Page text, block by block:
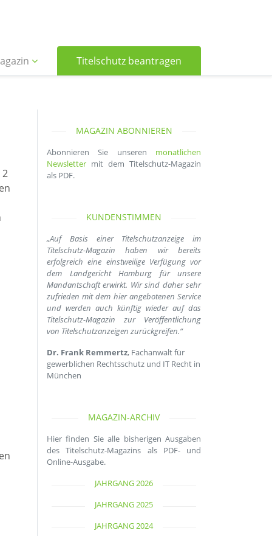
Titelschutz beantragen
2
MAGAZIN ABONNIEREN
Abonnieren Sie unseren monatlichen
Newsletter mit dem Titelschutz-Magazin
als PDF.
KUNDENSTIMMEN
„Auf Basis einer Titelschutzanzeige im
Titelschutz-Magazin haben wir bereits
erfolgreich eine einstweilige Verfügung vor
dem Landgericht Hamburg für unsere
Mandantschaft erwirkt. Wir sind daher sehr
zufrieden mit dem hier angebotenen Service
und werden auch künftig wieder auf das
Titelschutz-Magazin zur Veröffentlichung
von Titelschutzanzeigen zurückgreifen.“
Dr. Frank Remmertz, Fachanwalt für
gewerblichen Rechtsschutz und IT Recht in
München
MAGAZIN-ARCHIV
Hier finden Sie alle bisherigen Ausgaben
des Titelschutz-Magazins als PDF- und
Online-Ausgabe.
JAHRGANG 2026
JAHRGANG 2025
JAHRGANG 2024